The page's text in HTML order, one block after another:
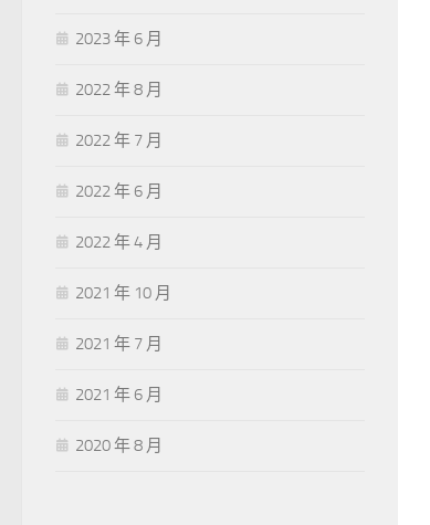
2023 年 6 月
2022 年 8 月
2022 年 7 月
2022 年 6 月
2022 年 4 月
2021 年 10 月
2021 年 7 月
2021 年 6 月
2020 年 8 月